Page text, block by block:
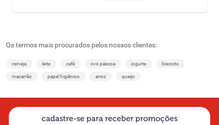
Os termos mais procurados pelos nossos clientes:
cerveja leite café ovo páscoa iogurte biscoito
macarrão papel higiênico arroz queijo
cadastre-se para receber promoções